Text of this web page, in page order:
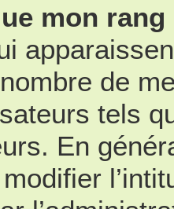
mon
de
tels
En